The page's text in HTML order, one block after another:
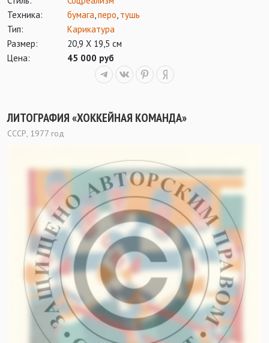
Техника:
бумага,перо, тушь
Тип:
Карикатура
Размер:
20,9 Х 19,5 см
Цена:
45 000 руб
ЛИТОГРАФИЯ «ХОККЕЙНАЯ КОМАНДА»
СССР, 1977 год